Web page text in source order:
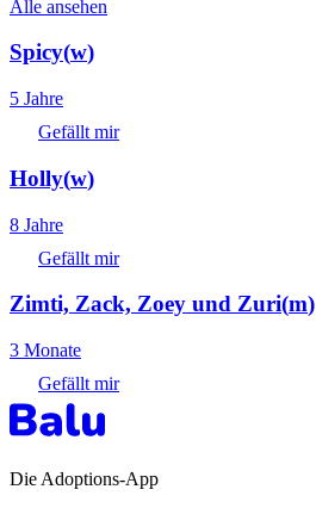
Alle ansehen
Spicy(w)
5 Jahre
Gefällt mir
Holly(w)
8 Jahre
Gefällt mir
Zimti, Zack, Zoey und Zuri(m)
3 Monate
Gefällt mir
Die Adoptions-App